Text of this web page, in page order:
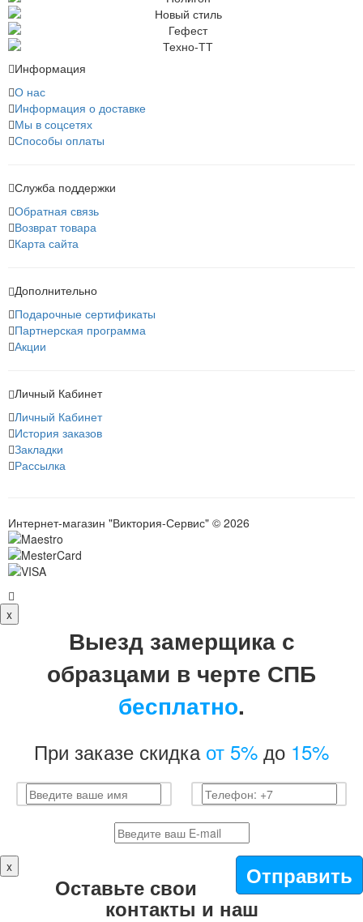
Информация
О нас
Информация о доставке
Мы в соцсетях
Способы оплаты
Служба поддержки
Обратная связь
Возврат товара
Карта сайта
Дополнительно
Подарочные сертификаты
Партнерская программа
Акции
Личный Кабинет
Личный Кабинет
История заказов
Закладки
Рассылка
Интернет-магазин "Виктория-Сервис" © 2026
x
Выезд замерщика с
образцами в черте СПБ
бесплатно.
При заказе скидка от 5% до 15%
Отправить
x
Оставьте свои
контакты и наш